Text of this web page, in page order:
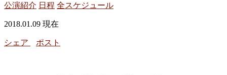
公演紹介 日程 全スケジュール
2018.01.09 現在
シェア ポスト